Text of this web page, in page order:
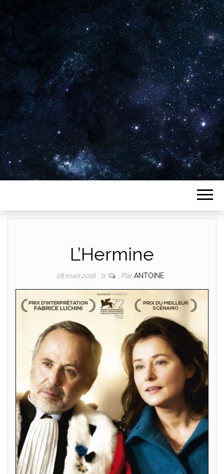
Plus de 2800 critiques de films
L’Hermine
28 mars 2016 0 ParANTOINE